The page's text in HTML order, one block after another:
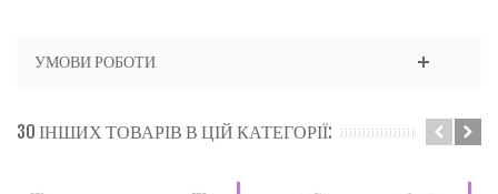
УМОВИ РОБОТИ
30 ІНШИХ ТОВАРІВ В ЦІЙ КАТЕГОРІЇ: